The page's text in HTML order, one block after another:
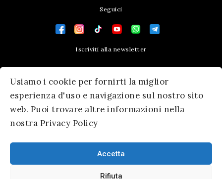
Usiamo i cookie per fornirti la miglior
esperienza d'uso e navigazione sul nostro sito
web. Puoi trovare altre informazioni nella
nostra Privacy Policy
Accetta
Rifiuta
Seguici
Iscriviti alla newsletter
Contatti